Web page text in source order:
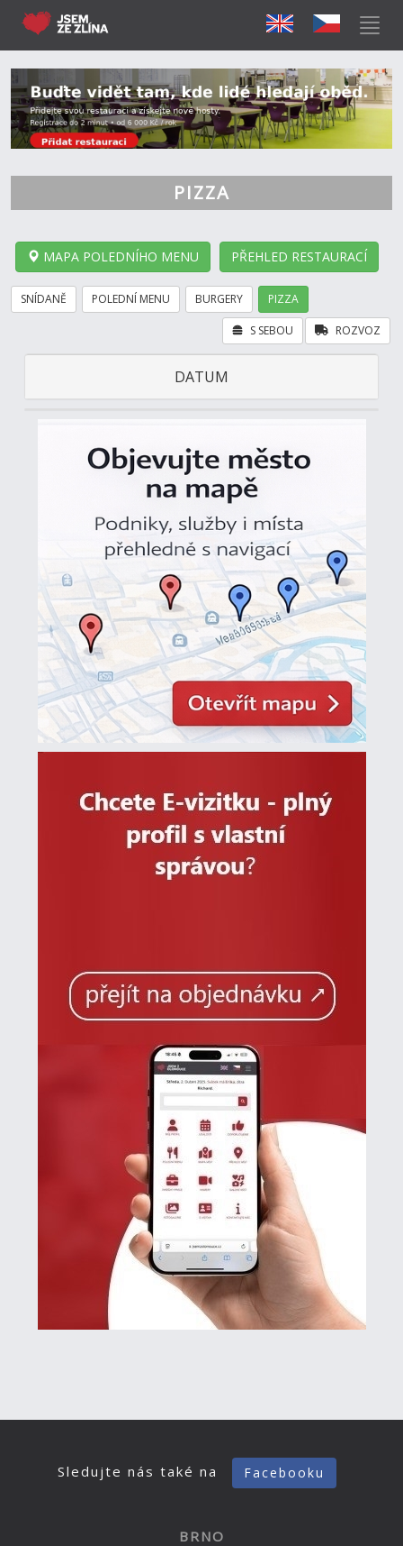
PIZZA
MAPA POLEDNÍHO MENU PŘEHLED RESTAURACÍ
SNÍDANĚ POLEDNÍ MENU BURGERY PIZZA
ROZVOZ
S SEBOU
DATUM
Sledujte nás také na Facebooku
BRNO